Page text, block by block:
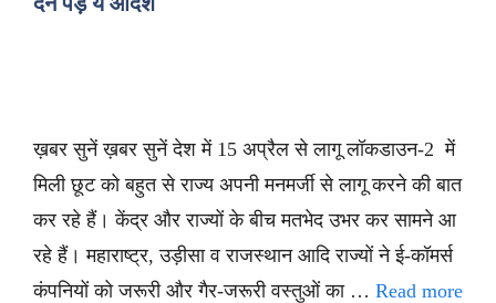
ख़बर सुनें ख़बर सुनें देश में 15 अप्रैल से लागू लॉकडाउन-2 में
मिली छूट को बहुत से राज्य अपनी मनमर्जी से लागू करने की बात
कर रहे हैं। केंद्र और राज्यों के बीच मतभेद उभर कर सामने आ
रहे हैं। महाराष्ट्र, उड़ीसा व राजस्थान आदि राज्यों ने ई-कॉमर्स
कंपनियों को जरूरी और गैर-जरूरी वस्तुओं का … Read more